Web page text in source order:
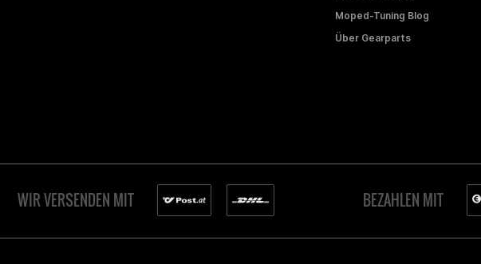
Moped-Tuning Blog
Über Gearparts
WIR VERSENDEN MIT BEZAHLEN MIT